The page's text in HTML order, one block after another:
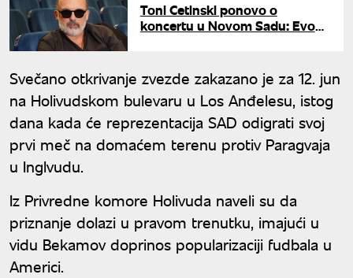
Toni Cetinski ponovo o
koncertu u Novom Sadu: Evo
Svečano otkrivanje zvezde zakazano je za 12. jun
na Holivudskom bulevaru u Los Anđelesu, istog
dana kada će reprezentacija SAD odigrati svoj
prvi meč na domaćem terenu protiv Paragvaja
u Inglvudu.
Iz Privredne komore Holivuda naveli su da
priznanje dolazi u pravom trenutku, imajući u
vidu Bekamov doprinos popularizaciji fudbala u
Americi.